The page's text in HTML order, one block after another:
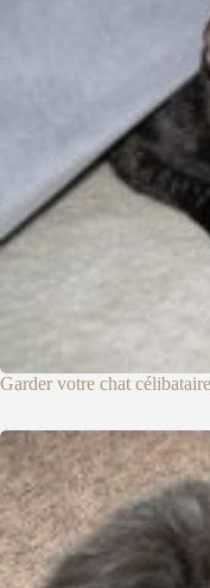
Garder votre chat